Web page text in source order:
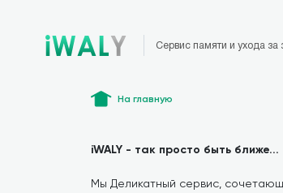
Сервис памяти и ухода за
На главную
iWALY - так просто быть ближе...
Мы Деликатный сервис,